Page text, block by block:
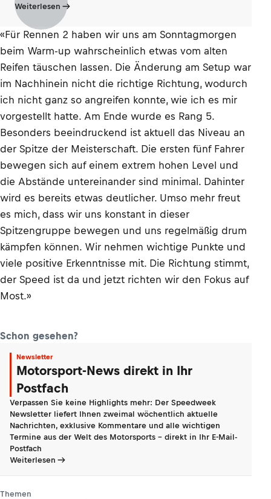
Weiterlesen
«Für Rennen 2 haben wir uns am Sonntagmorgen
beim Warm-up wahrscheinlich etwas vom alten
Reifen täuschen lassen. Die Änderung am Setup war
im Nachhinein nicht die richtige Richtung, wodurch
ich nicht ganz so angreifen konnte, wie ich es mir
vorgestellt hatte. Am Ende wurde es Rang 5.
Besonders beeindruckend ist aktuell das Niveau an
der Spitze der Meisterschaft. Die ersten fünf Fahrer
bewegen sich auf einem extrem hohen Level und
die Abstände untereinander sind minimal. Dahinter
wird es bereits etwas deutlicher. Umso mehr freut
es mich, dass wir uns konstant in dieser
Spitzengruppe bewegen und uns regelmäßig drum
kämpfen können. Wir nehmen wichtige Punkte und
viele positive Erkenntnisse mit. Die Richtung stimmt,
der Speed ist da und jetzt richten wir den Fokus auf
Most.»
Schon gesehen?
Newsletter
Motorsport-News direkt in Ihr
Postfach
Verpassen Sie keine Highlights mehr: Der Speedweek
Newsletter liefert Ihnen zweimal wöchentlich aktuelle
Nachrichten, exklusive Kommentare und alle wichtigen
Termine aus der Welt des Motorsports - direkt in Ihr E-Mail-
Postfach
Weiterlesen
Themen